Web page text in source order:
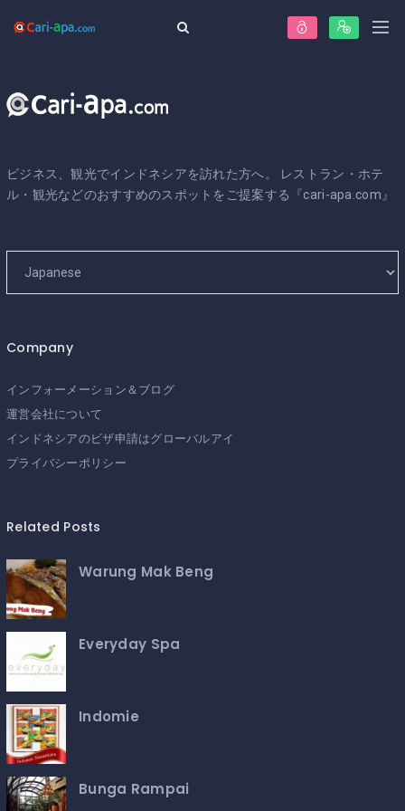
ビジネス、観光でインドネシアを訪れた方へ。 レストラン・ホテ
ル・観光などのおすすめのスポットをご提案する『cari-apa.com』
Company
インフォーメーション＆ブログ
運営会社について
インドネシアのビザ申請はグローバルアイ
プライバシーポリシー
Related Posts
Warung Mak Beng
Everyday Spa
Indomie
Bunga Rampai